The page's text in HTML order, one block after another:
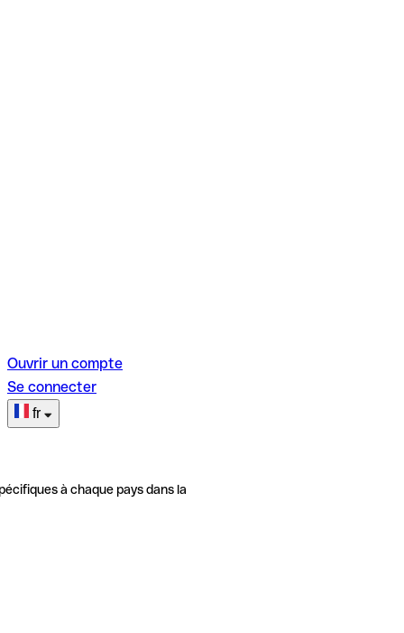
Ouvrir un compte
Se connecter
fr
à chaque pays dans la